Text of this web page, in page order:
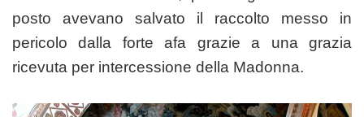
posto avevano salvato il raccolto messo in
pericolo dalla forte afa grazie a una grazia
ricevuta per intercessione della Madonna.